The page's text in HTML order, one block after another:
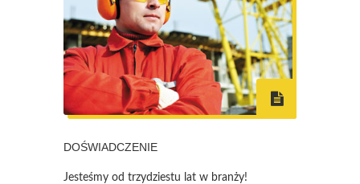
DOŚWIADCZENIE
Jesteśmy od trzydziestu lat w branży!